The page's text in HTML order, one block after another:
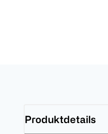
Produktdetails